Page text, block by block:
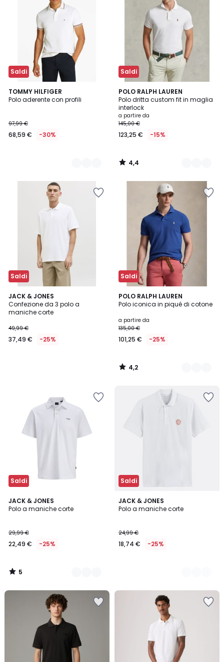
Saldi
TOMMY HILFIGER
Polo aderente con profili
97,99 €
68,59 € -30%
2
Colori
Saldi
POLO RALPH LAUREN
Polo dritta custom fit in maglia
interlock
a partire da
145,00 €
123,25 € -15%
4,4
/ 5
3
Colori
4,4
/
Saldi
JACK & JONES
Confezione da 3 polo a
maniche corte
49,99 €
37,49 € -25%
Saldi
POLO RALPH LAUREN
Polo iconica in piqué di cotone
a partire da
135,00 €
101,25 € -25%
4,2
/ 5
6
Colori
4,2
/
Saldi
JACK & JONES
Polo a maniche corte
29,99 €
22,49 € -25%
5
/
2
Colori
5
/
Saldi
JACK & JONES
Polo a maniche corte
24,99 €
18,74 € -25%
3
Colori